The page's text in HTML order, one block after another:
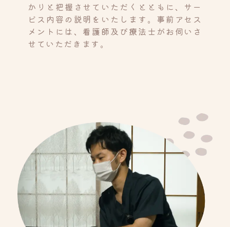
かりと把握させていただくとともに、サー
ビス内容の説明をいたします。事前アセス
メントには、看護師及び療法士がお伺いさ
せていただきます。